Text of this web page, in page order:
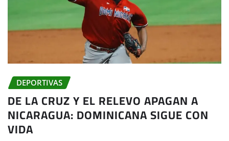
DEPORTIVAS
DE LA CRUZ Y EL RELEVO APAGAN A
NICARAGUA: DOMINICANA SIGUE CON
VIDA